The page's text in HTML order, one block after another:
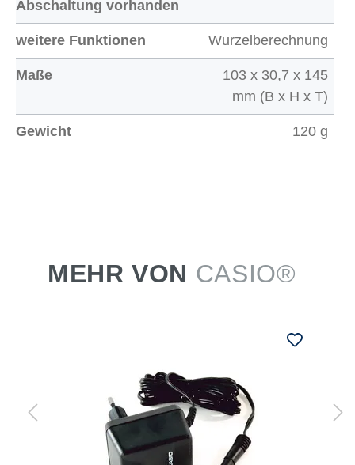
Abschaltung vorhanden
weitere Funktionen Wurzelberechnung
Maße
103 x 30,7 x 145
mm (B x H x T)
Gewicht 120 g
MEHR VON CASIO®